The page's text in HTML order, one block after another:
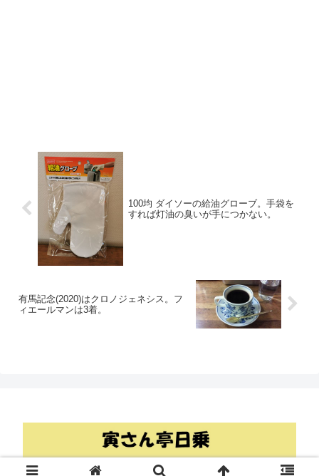
100均 ダイソーの給油グローブ。手袋を
すれば灯油の臭いが手につかない。
有馬記念(2020)はクロノジェネシス。フ
ィエールマンは3着。
© 2018 寅さん亭日乗.